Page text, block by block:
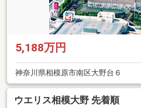
5,188万円
神奈川県相模原市南区大野台６
ウエリス相模大野 先着順